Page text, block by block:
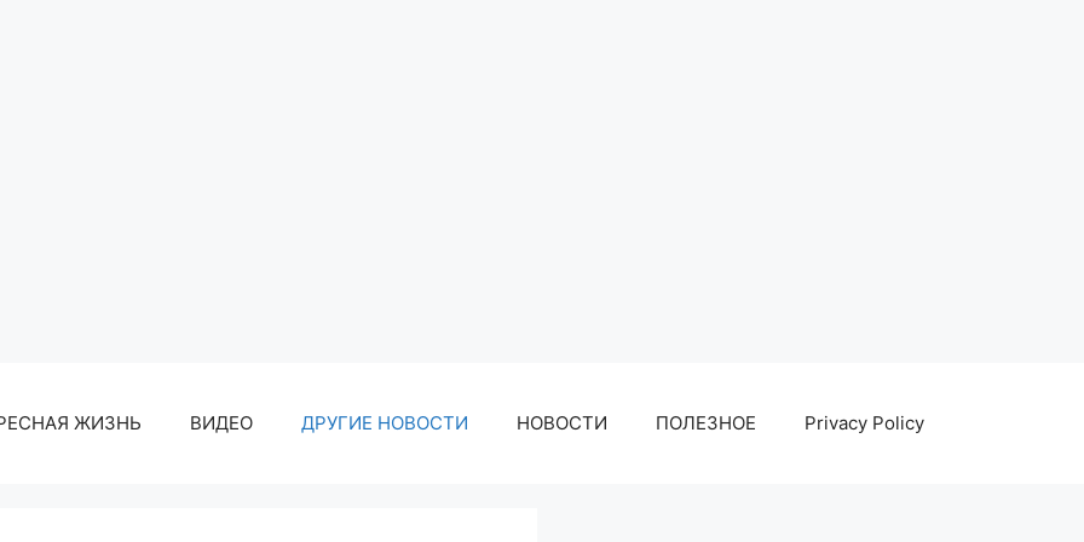
ЖИЗНЬ ВИДЕО ДРУГИЕ НОВОСТИ НОВОСТИ ПОЛЕЗНОЕ Privacy Policy